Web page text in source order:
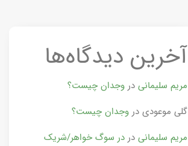
آخرین دیدگاه‌ها
مریم سلیمانی دروجدان چیست؟
گلی موعودی دروجدان چیست؟
مریم سلیمانی دردر سوگ خواهر/شریک